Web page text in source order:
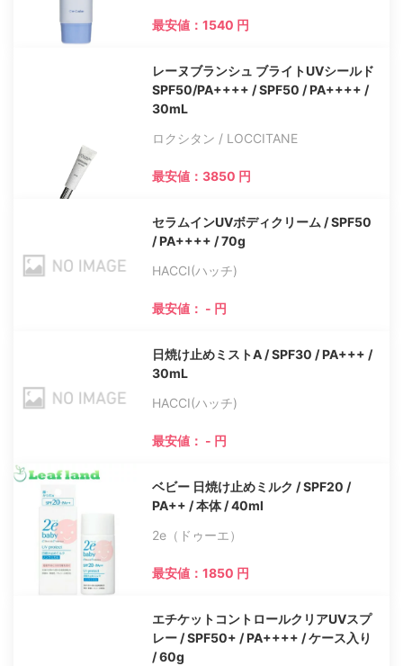
最安値：1540 円
レーヌブランシュ ブライトUVシールド
SPF50/PA++++ / SPF50 / PA++++ /
30mL
ロクシタン / LOCCITANE
最安値：3850 円
セラムインUVボディクリーム / SPF50
/ PA++++ / 70g
HACCI(ハッチ)
最安値： - 円
日焼け止めミストA / SPF30 / PA+++ /
30mL
HACCI(ハッチ)
最安値： - 円
ベビー 日焼け止めミルク / SPF20 /
PA++ / 本体 / 40ml
2e（ドゥーエ）
最安値：1850 円
エチケットコントロールクリアUVスプ
レー / SPF50+ / PA++++ / ケース入り
/ 60g